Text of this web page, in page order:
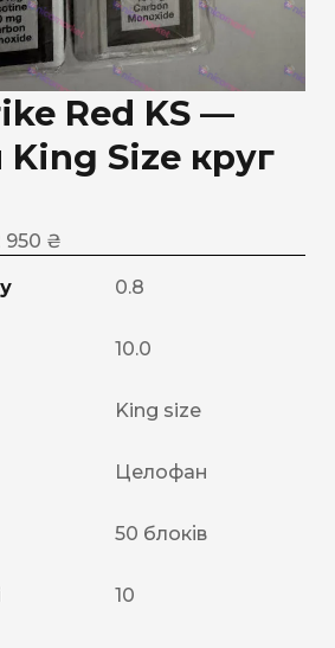
Red KS —
King Size круг
950 ₴
0.8
10.0
King size
Целофан
50 блоків
10